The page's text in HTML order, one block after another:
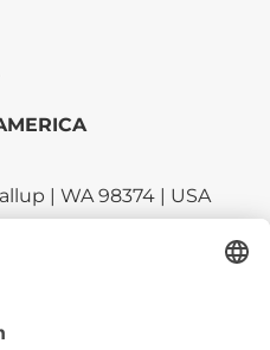
| WA 98374 | USA